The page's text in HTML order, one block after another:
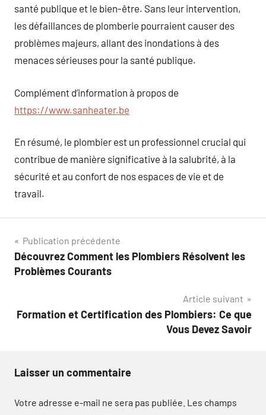
santé publique et le bien-être. Sans leur intervention,
les défaillances de plomberie pourraient causer des
problèmes majeurs, allant des inondations à des
menaces sérieuses pour la santé publique.
Complément d’information à propos de
https://www.sanheater.be
En résumé, le plombier est un professionnel crucial qui
contribue de manière significative à la salubrité, à la
sécurité et au confort de nos espaces de vie et de
travail.
Navigation
de
Publication précédente
Découvrez Comment les Plombiers Résolvent les
Problèmes Courants
Article suivant
Formation et Certification des Plombiers: Ce que
Vous Devez Savoir
Laisser un commentaire
Votre adresse e-mail ne sera pas publiée. Les champs